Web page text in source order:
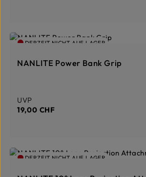
DERZEIT NICHT AUF LAGER
NANLITE Power Bank Grip
Regulärer Preis:
UVP
19,00 CHF
DERZEIT NICHT AUF LAGER